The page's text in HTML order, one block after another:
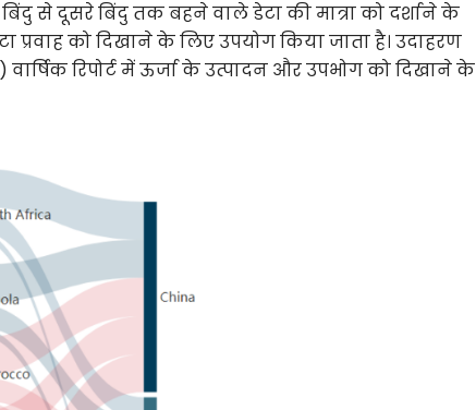
से दूसरे बिंदु तक बहने वाले डेटा की मात्रा को दर्शाने के
प्रवाह को दिखाने के लिए उपयोग किया जाता है। उदाहरण
रिपोर्ट में ऊर्जा के उत्पादन और उपभोग को दिखाने के